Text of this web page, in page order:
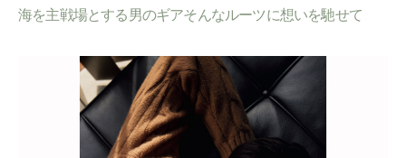
海を主戦場とする男のギアそんなルーツに想いを馳せて